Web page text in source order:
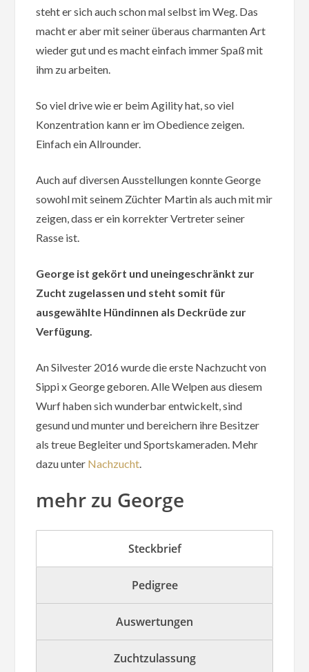
steht er sich auch schon mal selbst im Weg. Das
macht er aber mit seiner überaus charmanten Art
wieder gut und es macht einfach immer Spaß mit
ihm zu arbeiten.
So viel drive wie er beim Agility hat, so viel
Konzentration kann er im Obedience zeigen.
Einfach ein Allrounder.
Auch auf diversen Ausstellungen konnte George
sowohl mit seinem Züchter Martin als auch mit mir
zeigen, dass er ein korrekter Vertreter seiner
Rasse ist.
George ist gekört und uneingeschränkt zur
Zucht zugelassen und steht somit für
ausgewählte Hündinnen als Deckrüde zur
Verfügung.
An Silvester 2016 wurde die erste Nachzucht von
Sippi x George geboren. Alle Welpen aus diesem
Wurf haben sich wunderbar entwickelt, sind
gesund und munter und bereichern ihre Besitzer
als treue Begleiter und Sportskameraden. Mehr
dazu unter Nachzucht.
mehr zu George
Steckbrief
Pedigree
Auswertungen
Zuchtzulassung